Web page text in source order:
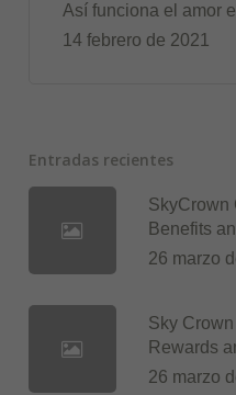
Así funciona el amor
14 febrero de 2021
Entradas recientes
SkyCrown
Benefits
26 marzo
Sky
Rewards
26 marzo